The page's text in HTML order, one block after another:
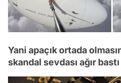
Yani apaçık ortada
skandal sevdası ağır